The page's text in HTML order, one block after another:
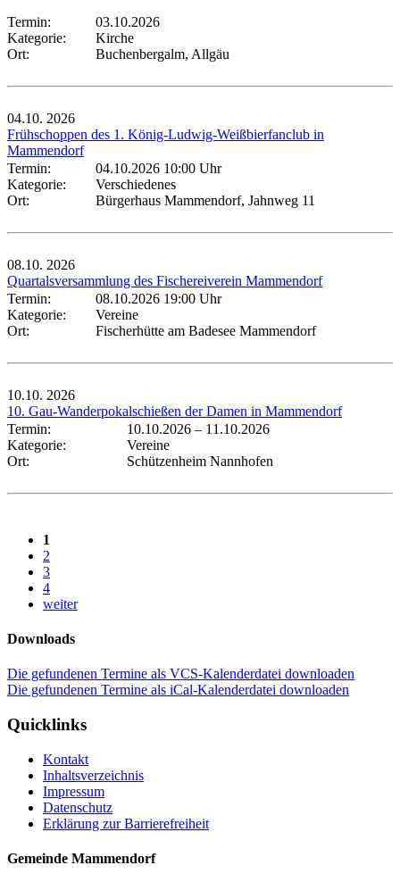
Termin:
03.10.2026
Kategorie:
Kirche
Ort:
Buchenbergalm, Allgäu
04.10. 2026
Frühschoppen des 1. König-Ludwig-Weißbierfanclub in
Mammendorf
Termin:
04.10.2026 10:00 Uhr
Kategorie:
Verschiedenes
Ort:
Bürgerhaus Mammendorf, Jahnweg 11
08.10. 2026
Quartalsversammlung des Fischereiverein Mammendorf
Termin:
08.10.2026 19:00 Uhr
Kategorie:
Vereine
Ort:
Fischerhütte am Badesee Mammendorf
10.10. 2026
10. Gau-Wanderpokalschießen der Damen in Mammendorf
Termin:
10.10.2026 – 11.10.2026
Kategorie:
Vereine
Ort:
Schützenheim Nannhofen
1
2
3
4
weiter
Downloads
Die gefundenen Termine als VCS-Kalenderdatei downloaden
Die gefundenen Termine als iCal-Kalenderdatei downloaden
Quicklinks
Kontakt
Inhaltsverzeichnis
Impressum
Datenschutz
Erklärung zur Barrierefreiheit
Gemeinde Mammendorf